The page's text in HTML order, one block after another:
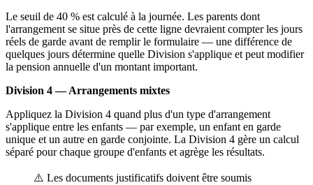
Le seuil de 40 % est calculé à la journée. Les parents dont
l'arrangement se situe près de cette ligne devraient compter les jours
réels de garde avant de remplir le formulaire — une différence de
quelques jours détermine quelle Division s'applique et peut modifier
la pension annuelle d'un montant important.
Division 4 — Arrangements mixtes
Appliquez la Division 4 quand plus d'un type d'arrangement
s'applique entre les enfants — par exemple, un enfant en garde
unique et un autre en garde conjointe. La Division 4 gère un calcul
séparé pour chaque groupe d'enfants et agrège les résultats.
⚠️ Les documents justificatifs doivent être soumis